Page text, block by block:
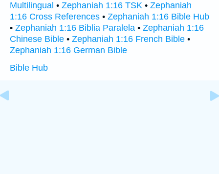
Multilingual • Zephaniah 1:16 TSK • Zephaniah
1:16 Cross References • Zephaniah 1:16 Bible Hub
• Zephaniah 1:16 Biblia Paralela • Zephaniah 1:16
Chinese Bible • Zephaniah 1:16 French Bible •
Zephaniah 1:16 German Bible
Bible Hub